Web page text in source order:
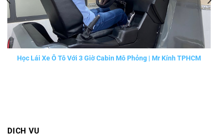
Học Lái Xe Ô Tô Với 3 Giờ Cabin Mô Phỏng | Mr Kính TPHCM
DỊCH VỤ